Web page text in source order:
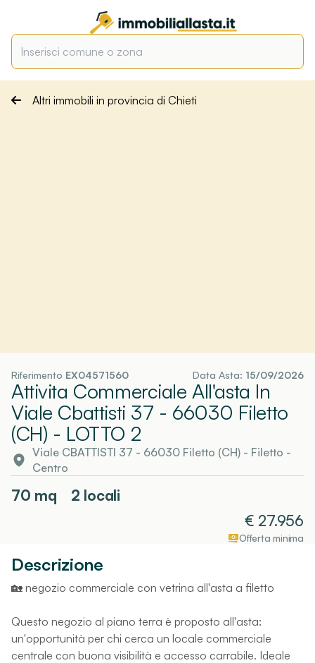
Altri immobili in provincia di Chieti
Riferimento EX04571560 Data Asta: 15/09/2026
Attivita Commerciale All'asta In
Viale Cbattisti 37 - 66030 Filetto
(CH) - LOTTO 2
Viale CBATTISTI 37 - 66030 Filetto (CH)- Filetto -
Centro
70 mq
2 locali
€ 27.956
Offerta minima
Descrizione
🏡 negozio commerciale con vetrina all'asta a filetto
Questo negozio al piano terra è proposto all'asta:
un'opportunità per chi cerca un locale commerciale
centrale con buona visibilità e accesso carrabile. Ideale